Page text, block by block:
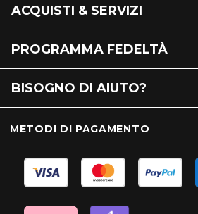
ACQUISTI & SERVIZI
PROGRAMMA FEDELTÀ
BISOGNO DI AIUTO?
METODI DI PAGAMENTO